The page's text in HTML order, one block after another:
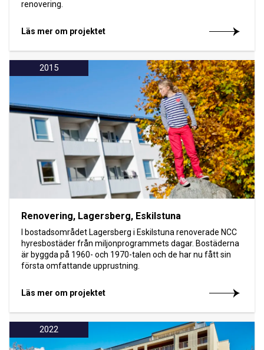
renovering.
Läs mer om projektet
2015
Renovering, Lagersberg, Eskilstuna
I bostadsområdet Lagersberg i Eskilstuna renoverade NCC
hyresbostäder från miljonprogrammets dagar. Bostäderna
är byggda på 1960- och 1970-talen och de har nu fått sin
första omfattande upprustning.
Läs mer om projektet
2022